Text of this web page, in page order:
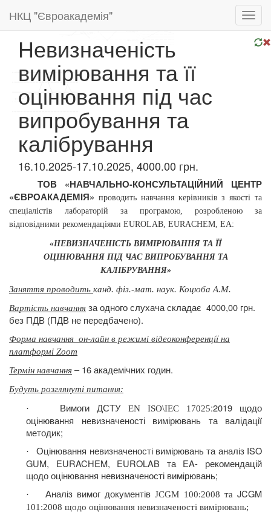
НКЦ "Євроакадемія"
Невизначеність
вимірювання та її
оцінювання під час
випробування та
калібрування
16.10.2025-17.10.2025, 4000.00 грн.
ТОВ «НАВЧАЛЬНО-КОНСУЛЬТАЦІЙНИЙ ЦЕНТР
«ЄВРОАКАДЕМІЯ» проводить навчання керівників з якості та
спеціалістів лабораторій за програмою, розробленою за
відповідними рекомендаціями EUROLAB, EURАCHEM, ЕА:
«НЕВИЗНАЧЕНІСТЬ ВИМІРЮВАННЯ ТА ЇЇ
ОЦІНЮВАННЯ ПІД ЧАС ВИПРОБУВАННЯ ТА
КАЛІБРУВАННЯ»
Заняття проводить канд. фіз.-мат. наук. Коцюба А.М.
Вартість навчання за одного слухача складає 4000,00 грн.
без ПДВ (ПДВ не передбачено).
Форма навчання он-лайн в режимі відеоконференції на
платформі Zoom
Термін навчання – 16 академічних годин.
Будуть розглянуті питання:
·
Вимоги ДСТУ EN ISO\IEC 17025:2019 щодо
оцінювання невизначеності вимірювань та валідації
методик;
·
Оцінювання невизначеності вимірювань та аналіз ISO
GUM, EURACHEM, EUROLAB та EA- рекомендацій
щодо оцінювання невизначеності вимірювань;
· Аналіз вимог документівJCGM 100:2008 таJCGM
101:2008 щодо оцінювання невизначеності вимірювань;